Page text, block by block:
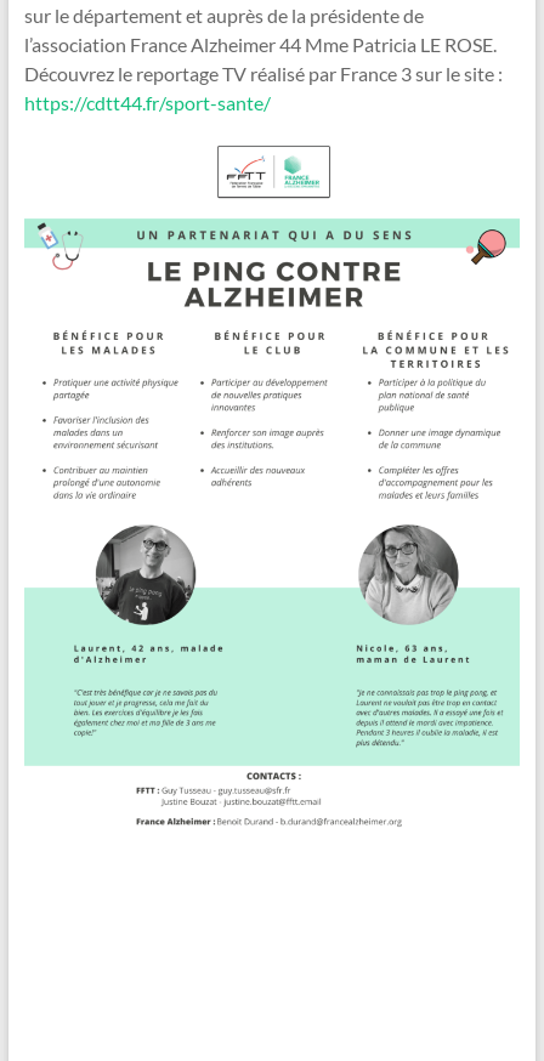
sur le département et auprès de la présidente de
l’association France Alzheimer 44 Mme Patricia LE ROSE.
Découvrez le reportage TV réalisé par France 3 sur le site :
https://cdtt44.fr/sport-sante/